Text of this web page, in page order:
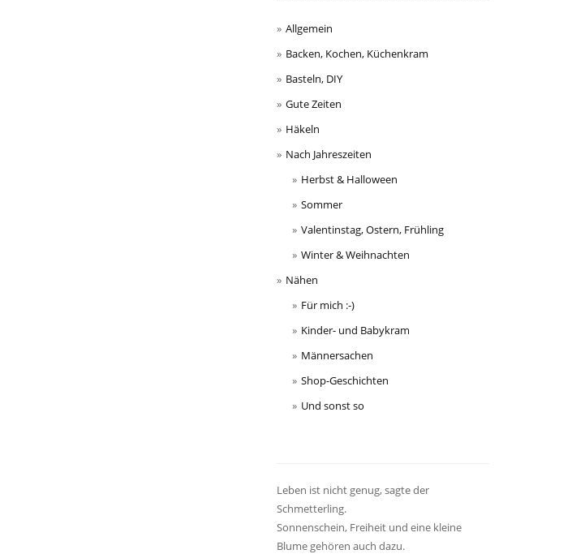
Allgemein
Backen, Kochen, Küchenkram
Basteln, DIY
Gute Zeiten
Häkeln
Nach Jahreszeiten
Herbst & Halloween
Sommer
Valentinstag, Ostern, Frühling
Winter & Weihnachten
Nähen
Für mich :-)
Kinder- und Babykram
Männersachen
Shop-Geschichten
Und sonst so
Leben ist nicht genug, sagte der
Schmetterling.
Sonnenschein, Freiheit und eine kleine
Blume gehören auch dazu.